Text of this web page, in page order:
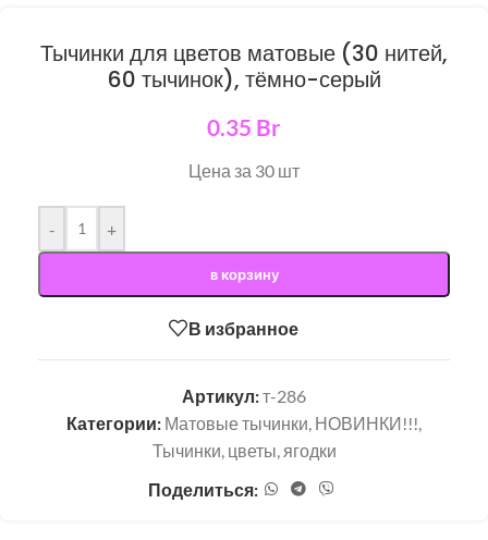
Тычинки для цветов матовые (30 нитей,
60 тычинок), тёмно-серый
0.35 Br
Цена за 30 шт
- +
в корзину
В избранное
Артикул:т-286
Категории: Матовые тычинки, НОВИНКИ!!!,
Тычинки, цветы, ягодки
Поделиться: